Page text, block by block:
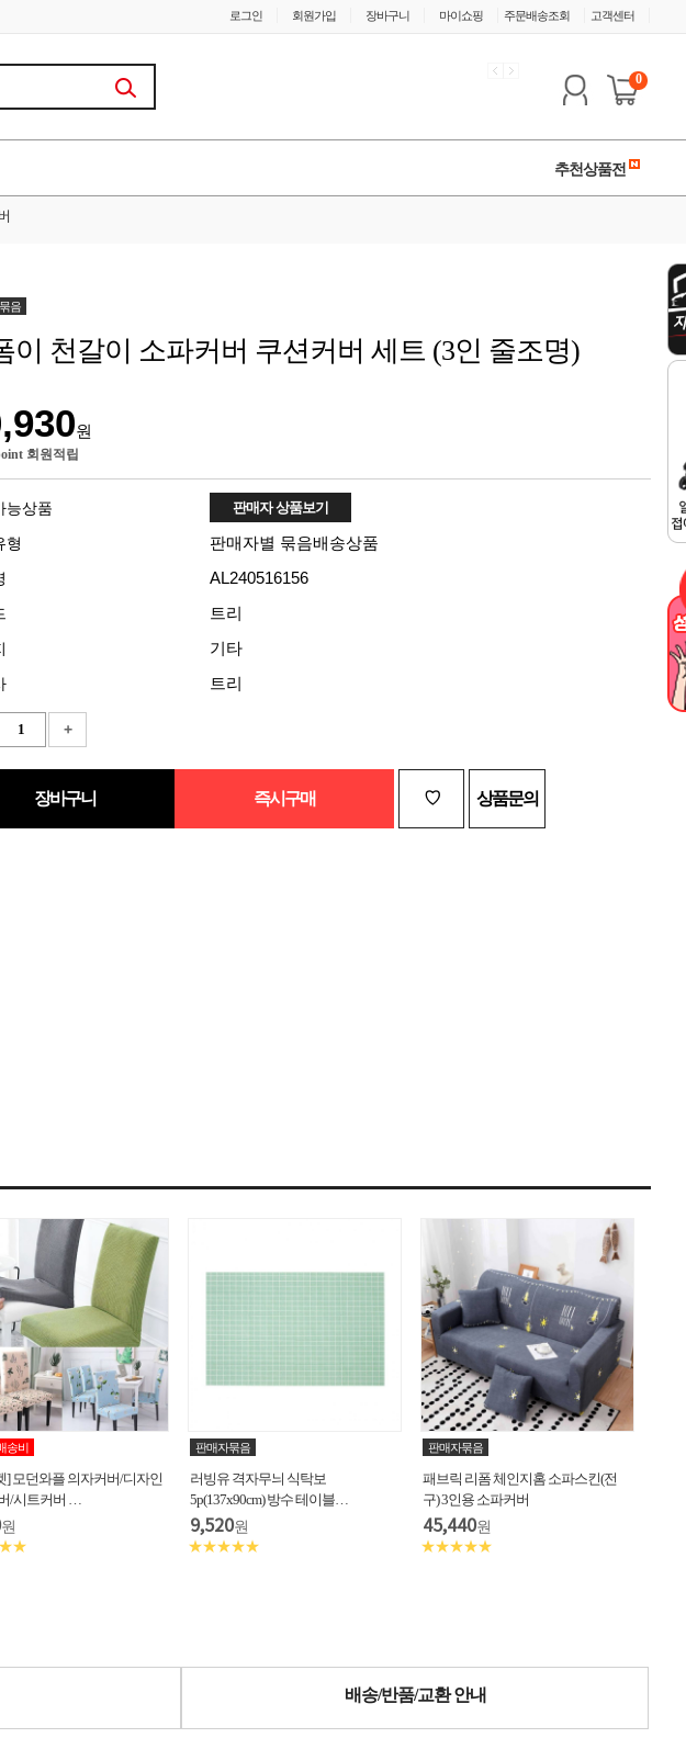
로그인 회원가입 장바구니 마이쇼핑 주문배송조회 고객센터
0
추천상품전
음
이 천갈이 소파커버 쿠션커버 세트 (3인 줄조명)
원
회원적립
능상품
형
판매자별 묶음배송상품
AL240516156
트리
기타
트리
+
장바구니 즉시구매 ♡ 상품문의
송비
] 모던와플 의자커버/디자인
/시트커버 …
원
판매자묶음
러빙유 격자무늬 식탁보
5p(137x90cm) 방수 테이블…
9,520원
★★★★★
판매자묶음
패브릭 리폼 체인지홈 소파스킨(전
구) 3인용 소파커버
45,440원
★★★★★
배송/반품/교환 안내